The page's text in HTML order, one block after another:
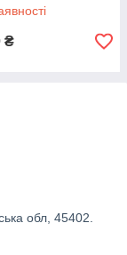
₴
обл, 45402.